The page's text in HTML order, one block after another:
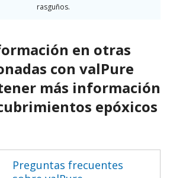
rasguños.
en otras
con valPure
más información
epóxicos
Preguntas frecuentes